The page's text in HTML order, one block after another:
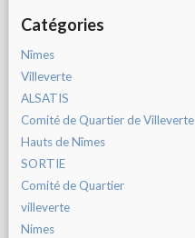
Catégories
Nîmes
Villeverte
ALSATIS
Comité de Quartier de Villeverte
Hauts de Nîmes
SORTIE
Comité de Quartier
villeverte
Nimes